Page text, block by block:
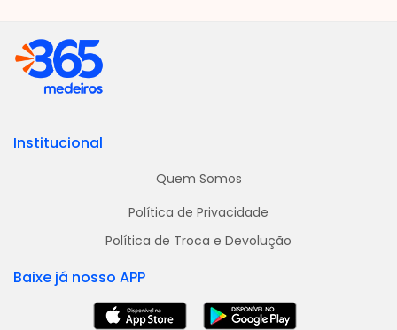
Institucional
Quem Somos
Política de Privacidade
Política de Troca e Devolução
Baixe já nosso APP